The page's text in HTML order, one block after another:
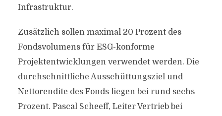
Infrastruktur.
Zusätzlich sollen maximal 20 Prozent des
Fondsvolumens für ESG-konforme
Projektentwicklungen verwendet werden. Die
durchschnittliche Ausschüttungsziel und
Nettorendite des Fonds liegen bei rund sechs
Prozent. Pascal Scheeff, Leiter Vertrieb bei